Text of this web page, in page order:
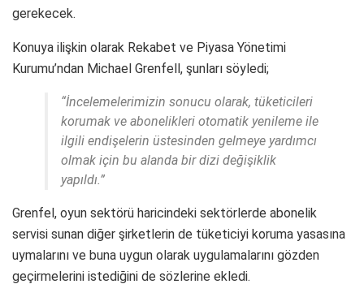
gerekecek.
Konuya ilişkin olarak Rekabet ve Piyasa Yönetimi
Kurumu’ndan Michael Grenfell, şunları söyledi;
“İncelemelerimizin sonucu olarak, tüketicileri
korumak ve abonelikleri otomatik yenileme ile
ilgili endişelerin üstesinden gelmeye yardımcı
olmak için bu alanda bir dizi değişiklik
yapıldı.”
Grenfel, oyun sektörü haricindeki sektörlerde abonelik
servisi sunan diğer şirketlerin de tüketiciyi koruma yasasına
uymalarını ve buna uygun olarak uygulamalarını gözden
geçirmelerini istediğini de sözlerine ekledi.